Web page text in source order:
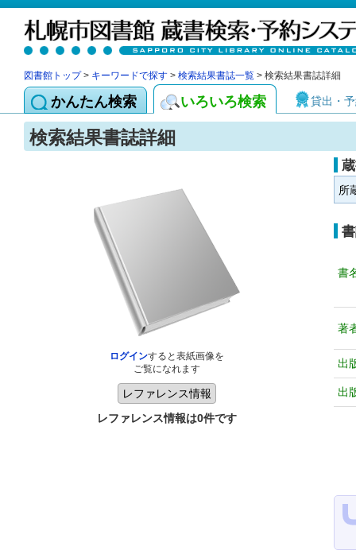
図書館トップ> キーワードで探す > 検索結果書誌一覧 > 検索結果書誌詳細
かんたん検索 いろいろ検索 貸出・
検索結果書誌詳細
ログインすると表紙画像を
ご覧になれます
レファレンス情報は0件です
所
書
著
出
出